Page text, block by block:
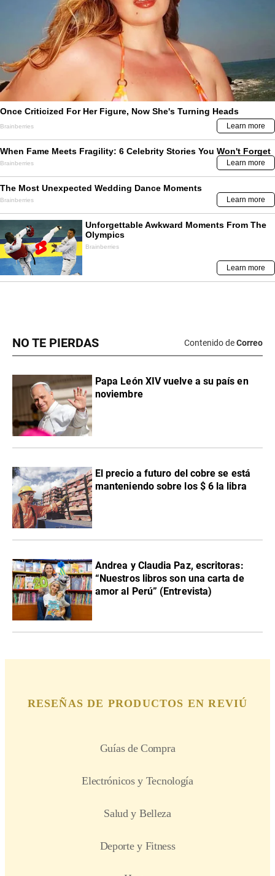
NO TE PIERDAS Contenido deCorreo
Papa León XIV vuelve a su país en
noviembre
El precio a futuro del cobre se está
manteniendo sobre los $ 6 la libra
Andrea y Claudia Paz, escritoras:
“Nuestros libros son una carta de
amor al Perú” (Entrevista)